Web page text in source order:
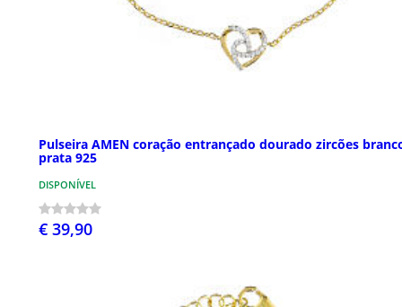
Pulseira AMEN coração entrançado dourado zircões
prata 925
DISPONÍVEL
€ 39,90